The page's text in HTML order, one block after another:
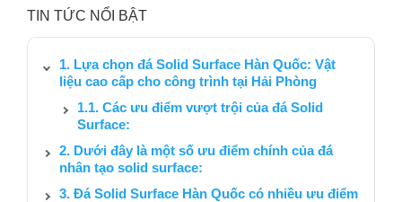
TIN TỨC NỔI BẬT
Lựa chọn đá Solid Surface Hàn Quốc: Vật
liệu cao cấp cho công trình tại Hải Phòng
Các ưu điểm vượt trội của đá Solid
Surface:
Dưới đây là một số ưu điểm chính của đá
nhân tạo solid surface:
Đá Solid Surface Hàn Quốc có nhiều ưu điểm